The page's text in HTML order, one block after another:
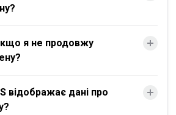
я не продовжу
відображає дані про